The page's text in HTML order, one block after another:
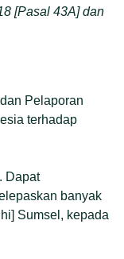
[Pasal 43A] dan
Pelaporan
terhadap
Dapat
banyak
Sumsel, kepada